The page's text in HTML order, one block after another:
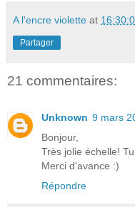
A l'encre violette at
Partager
21 commentaires:
Unknown 9 mars
Bonjour,
Très jolie échelle!
Merci d'avance :)
Répondre